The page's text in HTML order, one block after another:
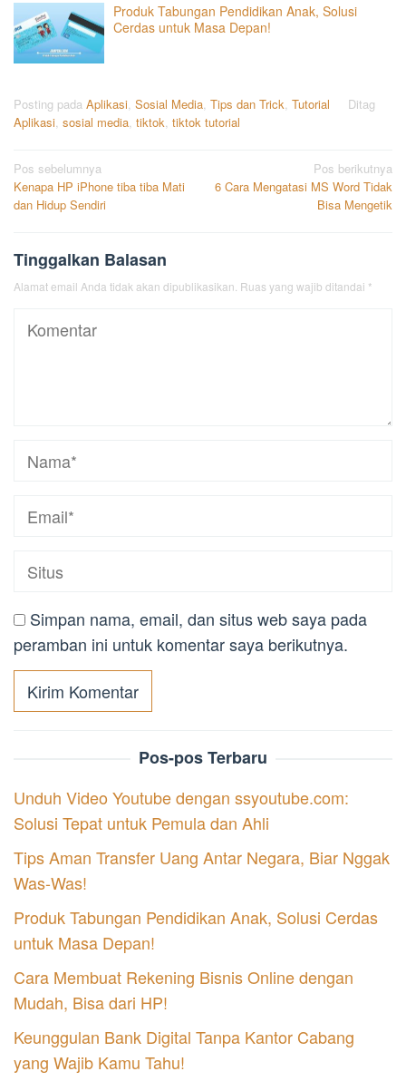
Produk Tabungan Pendidikan Anak, Solusi
Cerdas untuk Masa Depan!
Posting pada Aplikasi, Sosial Media, Tips dan Trick, Tutorial
Ditag
Aplikasi, sosial media, tiktok, tiktok tutorial
Navigasi
pos
Pos sebelumnya
Kenapa HP iPhone tiba tiba Mati
dan Hidup Sendiri
Pos berikutnya
6 Cara Mengatasi MS Word Tidak
Bisa Mengetik
Tinggalkan Balasan
Alamat email Anda tidak akan dipublikasikan. Ruas yang wajib ditandai *
Simpan nama, email, dan situs web saya pada
peramban ini untuk komentar saya berikutnya.
Pos-pos Terbaru
Unduh Video Youtube dengan ssyoutube.com:
Solusi Tepat untuk Pemula dan Ahli
Tips Aman Transfer Uang Antar Negara, Biar Nggak
Was-Was!
Produk Tabungan Pendidikan Anak, Solusi Cerdas
untuk Masa Depan!
Cara Membuat Rekening Bisnis Online dengan
Mudah, Bisa dari HP!
Keunggulan Bank Digital Tanpa Kantor Cabang
yang Wajib Kamu Tahu!